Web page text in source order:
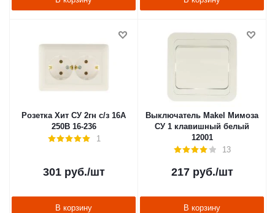
Розетка Хит СУ 2гн с/з 16А
250В 16-236
1
301руб./шт
В корзину
Выключатель Makel Мимоза
СУ 1 клавишный белый
12001
13
217руб./шт
В корзину